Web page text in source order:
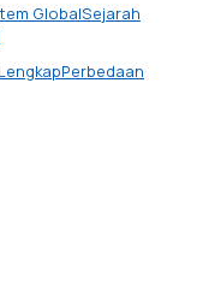
Sejarah
Perbedaan